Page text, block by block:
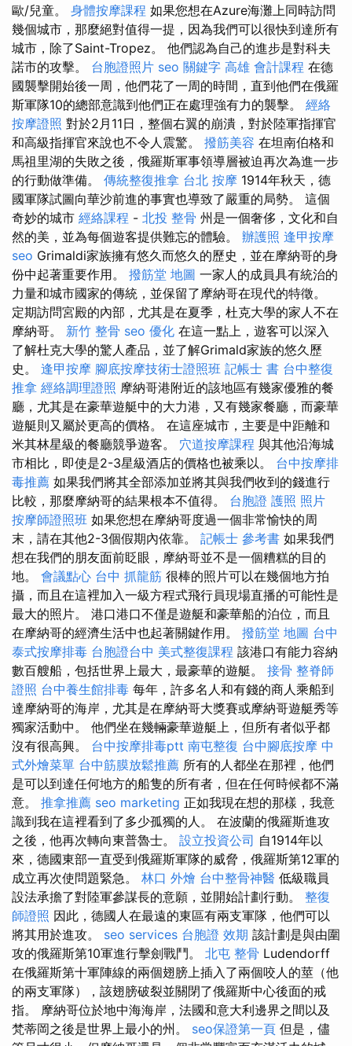
歐/兒童。 身體按摩課程 如果您想在Azure海灘上同時訪問
幾個城市，那麼絕對值得一提，因為我們可以很快到達所有
城市，除了Saint-Tropez。 他們認為自己的進步是對科夫
諾市的攻擊。 台胞證照片 seo 關鍵字 高雄 會計課程 在德
國襲擊開始後一周，他們花了一周的時間，直到他們在俄羅
斯軍隊10的總部意識到他們正在處理強有力的襲擊。 經絡
按摩證照 對於2月11日，整個右翼的崩潰，對於陸軍指揮官
和高級指揮官來說也不令人震驚。 撥筋美容 在坦南伯格和
馬祖里湖的失敗之後，俄羅斯軍事領導層被迫再次為進一步
的行動做準備。 傳統整復推拿 台北 按摩 1914年秋天，德
國軍隊試圖向華沙前進的事實也導致了嚴重的局勢。 這個
奇妙的城市 經絡課程 - 北投 整骨 州是一個奢侈，文化和自
然的美，並為每個遊客提供難忘的體驗。 辦護照 逢甲按摩
seo Grimaldi家族擁有悠久而悠久的歷史，並在摩納哥的身
份中起著重要作用。 撥筋堂 地圖 一家人的成員具有統治的
力量和城市國家的傳統，並保留了摩納哥在現代的特徵。
定期訪問宮殿的內部，尤其是在夏季，杜克大學的家人不在
摩納哥。 新竹 整骨 seo 優化 在這一點上，遊客可以深入
了解杜克大學的驚人產品，並了解Grimald家族的悠久歷
史。 逢甲按摩 腳底按摩技術士證照班 記帳士 書 台中整復
推拿 經絡調理證照 摩納哥港附近的該地區有幾家優雅的餐
廳，尤其是在豪華遊艇中的大力港，又有幾家餐廳，而豪華
遊艇則又屬於更高的價格。 在這座城市，主要是中距離和
米其林星級的餐廳競爭遊客。 穴道按摩課程 與其他沿海城
市相比，即使是2-3星級酒店的價格也被乘以。 台中按摩排
毒推薦 如果我們將其全部添加並將其與我們收到的錢進行
比較，那麼摩納哥的結果根本不值得。 台胞證 護照 照片
按摩師證照班 如果您想在摩納哥度過一個非常愉快的周
末，請在其他2-3個假期內依靠。 記帳士 參考書 如果我們
想在我們的朋友面前眨眼，摩納哥並不是一個糟糕的目的
地。 會議點心 台中 抓龍筋 很棒的照片可以在幾個地方拍
攝，而且在這裡加入一級方程式飛行員現場直播的可能性是
最大的照片。 港口港口不僅是遊艇和豪華船的泊位，而且
在摩納哥的經濟生活中也起著關鍵作用。 撥筋堂 地圖 台中
泰式按摩排毒 台胞證台中 美式整復課程 該港口有能力容納
數百艘船，包括世界上最大，最豪華的遊艇。 接骨 整脊師
證照 台中養生館排毒 每年，許多名人和有錢的商人乘船到
達摩納哥的海岸，尤其是在摩納哥大獎賽或摩納哥遊艇秀等
獨家活動中。 他們坐在幾輛豪華遊艇上，但所有者似乎都
沒有很高興。 台中按摩排毒ptt 南屯整復 台中腳底按摩 中
式外燴菜單 台中筋膜放鬆推薦 所有的人都坐在那裡，他們
是可以到達任何地方的船隻的所有者，但在任何時候都不滿
意。 推拿推薦 seo marketing 正如我現在想的那樣，我意
識到我在這裡看到了多少孤獨的人。 在波蘭的俄羅斯進攻
之後，他再次轉向東普魯士。 設立投資公司 自1914年以
來，德國東部一直受到俄羅斯軍隊的威脅，俄羅斯第12軍的
成立再次使問題緊急。 林口 外燴 台中整骨神醫 低級職員
設法承擔了對陸軍參謀長的意願，並開始計劃行動。 整復
師證照 因此，德國人在最遠的東區有兩支軍隊，他們可以
將其用於進攻。 seo services 台胞證 效期 該計劃是與由圍
攻的俄羅斯第10軍進行擊劍戰鬥。 北屯 整骨 Ludendorff
在俄羅斯第十軍陣線的兩個翅膀上插入了兩個咬人的莖（他
的兩支軍隊），該翅膀破裂並關閉了俄羅斯中心後面的戒
指。 摩納哥位於地中海海岸，法國和意大利邊界之間以及
梵蒂岡之後是世界上最小的州。 seo保證第一頁 但是，儘